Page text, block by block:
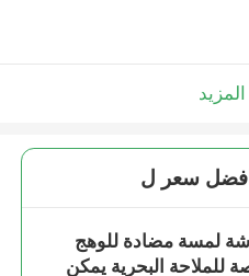
سعر ل
لمسة مضادة للوهج
بوصة للملاحة البحرية يمكن